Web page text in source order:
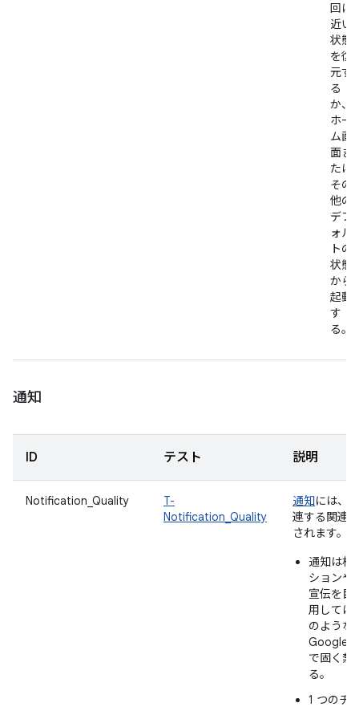
回に
近い
状態
を復
元す
る
か、
ホー
ム画
面ま
たは
その
他の
デフ
ォル
トの
状態
から
起動
す
る。
通知
ID テスト 説明
Notification_Quality
T-
Notification_Quality
通知には、
連する関連
されます。
通知は相
ションや
宣伝を目
用しては
のような
Google
で固く禁
る。
1 つのチ